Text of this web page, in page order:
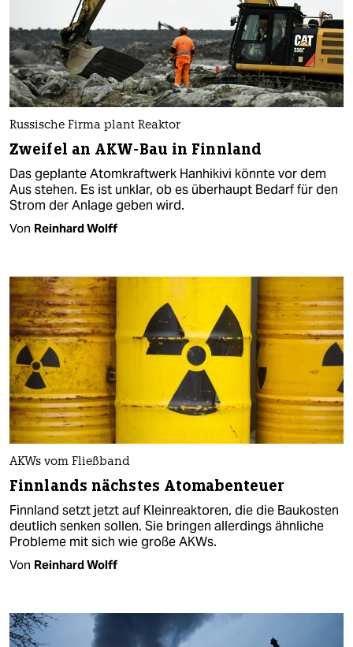
Russische Firma plant Reaktor
Zweifel an AKW-Bau in Finnland
Das geplante Atomkraftwerk Hanhikivi könnte vor dem
Aus stehen. Es ist unklar, ob es überhaupt Bedarf für den
Strom der Anlage geben wird.
Von Reinhard Wolff
AKWs vom Fließband
Finnlands nächstes Atomabenteuer
Finnland setzt jetzt auf Kleinreaktoren, die die Baukosten
deutlich senken sollen. Sie bringen allerdings ähnliche
Probleme mit sich wie große AKWs.
Von Reinhard Wolff